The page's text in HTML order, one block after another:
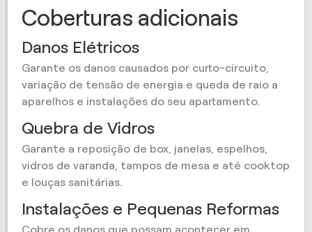
Coberturas adicionais
Danos Elétricos
Garante os danos causados por curto-circuito,
variação de tensão de energia e queda de raio a
aparelhos e instalações do seu apartamento.
Quebra de Vidros
Garante a reposição de box, janelas, espelhos,
vidros de varanda, tampos de mesa e até cooktop
e louças sanitárias.
Instalações e Pequenas Reformas
Cobre os danos que possam acontecer em